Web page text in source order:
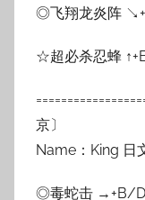
◎飞翔龙炎阵
☆超必杀忍蜂
京〕
Name：King 日
◎毒蛇击 →+B/D